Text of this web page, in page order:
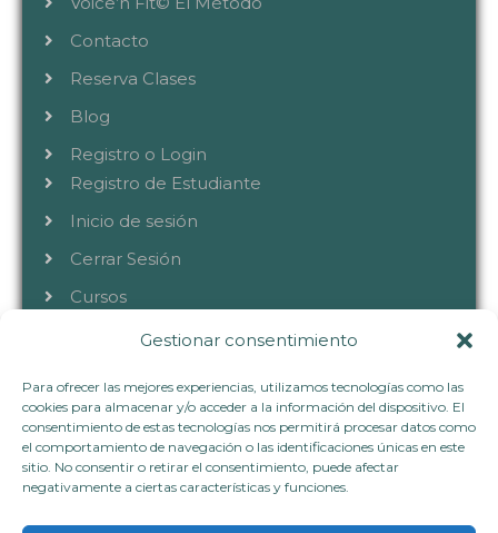
Gestionar consentimiento
Para ofrecer las mejores experiencias, utilizamos tecnologías como las
cookies para almacenar y/o acceder a la información del dispositivo. El
consentimiento de estas tecnologías nos permitirá procesar datos como
el comportamiento de navegación o las identificaciones únicas en este
sitio. No consentir o retirar el consentimiento, puede afectar
negativamente a ciertas características y funciones.
Contacto
Reserva Clases
Blog
Registro o Login
Registro de Estudiante
Inicio de sesión
Cerrar Sesión
Cursos
+34 633 40 72 80
hablemos@vivianaflorez.com